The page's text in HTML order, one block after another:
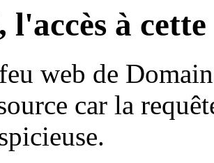
l'accès à
web de
car la